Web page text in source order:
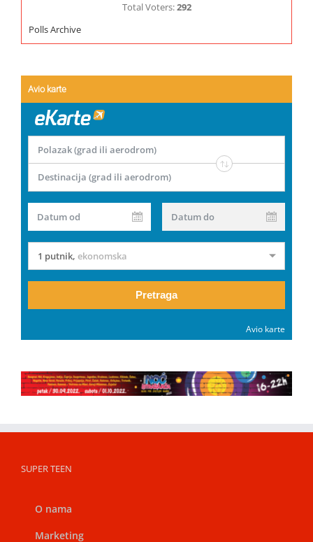
Total Voters:292
Polls Archive
Avio karte
Polazak (grad ili aerodrom)
Destinacija (grad ili aerodrom)
Datum od Datum do
1 putnik, ekonomska
Pretraga
Avio karte
SUPER TEEN
O nama
Marketing